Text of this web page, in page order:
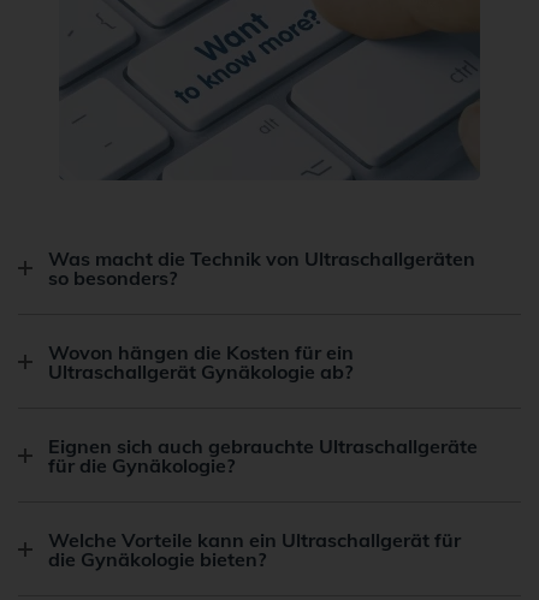
Was macht die Technik von Ultraschallgeräten
so besonders?
Wovon hängen die Kosten für ein
Ultraschallgerät Gynäkologie ab?
Eignen sich auch gebrauchte Ultraschallgeräte
für die Gynäkologie?
Welche Vorteile kann ein Ultraschallgerät für
die Gynäkologie bieten?